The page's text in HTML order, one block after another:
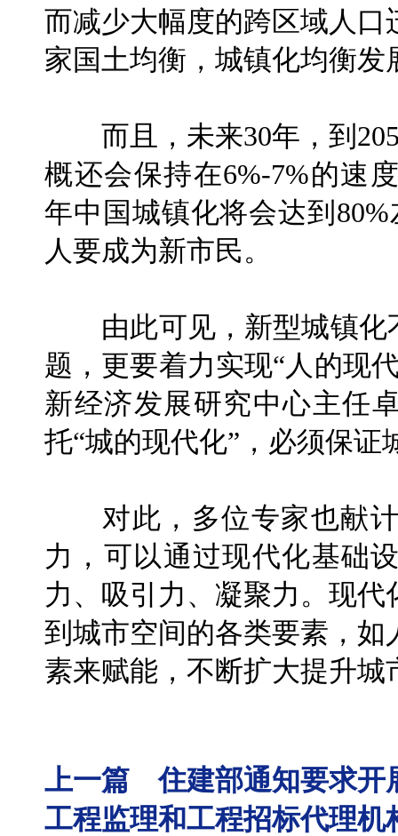
而减少大幅度的跨区域人
家国土均衡，城镇化均衡发
而且，未来30年，到
概还会保持在6%-7%的速
年中国城镇化将会达到
人要成为新市民。
由此可见，新型城镇化
题，更要着力实现“人的现
新经济发展研究中心主任
托“城的现代化”，必须保证
对此，多位专家也献计
力，可以通过现代化基础
力、吸引力、凝聚力。现
到城市空间的各类要素，
素来赋能，不断扩大提升城
上一篇 住建部通知要求开
工程监理和工程招标代理机